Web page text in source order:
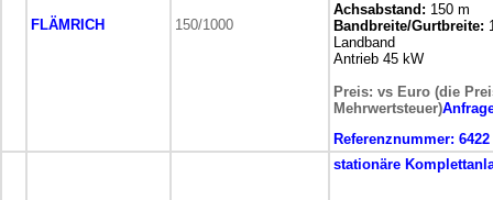
FLÄMRICH 150/1000
Achsabstand: 150 m
Bandbreite/Gurtbreite:
Landband
Antrieb 45 kW
Preis: vs Euro (die
Mehrwertsteuer)
Referenznummer: 6422
stationäre